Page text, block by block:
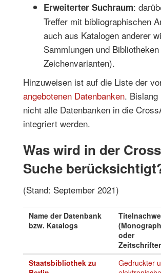
Erweiterter Suchraum:
Treffer mit bibliographischen
auch aus Katalogen anderer
Sammlungen und
Zeichenvarianten).
Hinzuweisen ist auf die Liste der
angebotenen Datenbanken. Bislang
nicht alle Datenbanken in die
integriert werden.
Was wird in der
Suche
(Stand: September 2021)
Name der Datenbank
bzw. Katalogs
oder
Staatsbibliothek zu
Gedruckter